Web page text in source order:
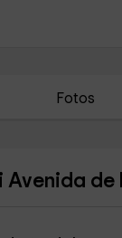
Fotos
Avenida de